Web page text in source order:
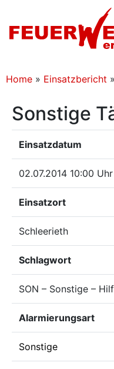
Home » Einsatzbericht »
Sonstige
Einsatzdatum
02.07.2014 10:00 Uhr
Einsatzort
Schleerieth
Schlagwort
SON – Sonstige –
Alarmierungsart
Sonstige